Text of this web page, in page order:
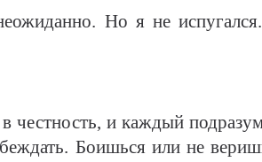
Но я не
честность, и каждый
Боишься или не